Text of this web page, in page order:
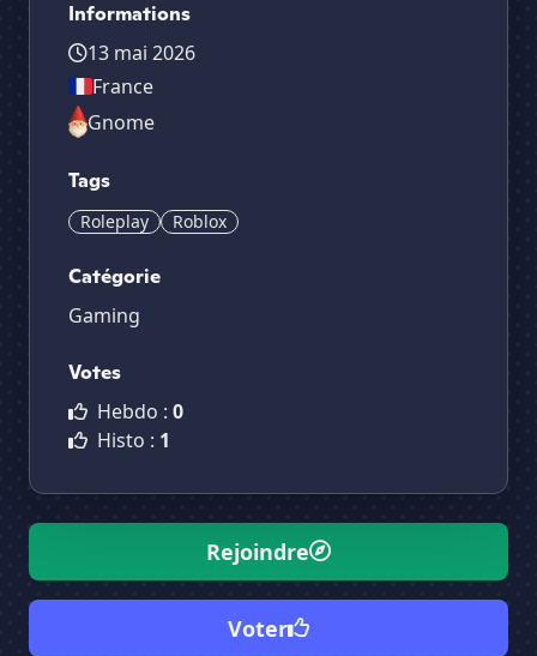
Informations
13 mai 2026
France
Gnome
Tags
Roleplay Roblox
Catégorie
Gaming
Votes
Hebdo : 0
Histo : 1
Rejoindre
Voter